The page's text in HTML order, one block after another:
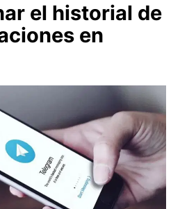
el historial de
en